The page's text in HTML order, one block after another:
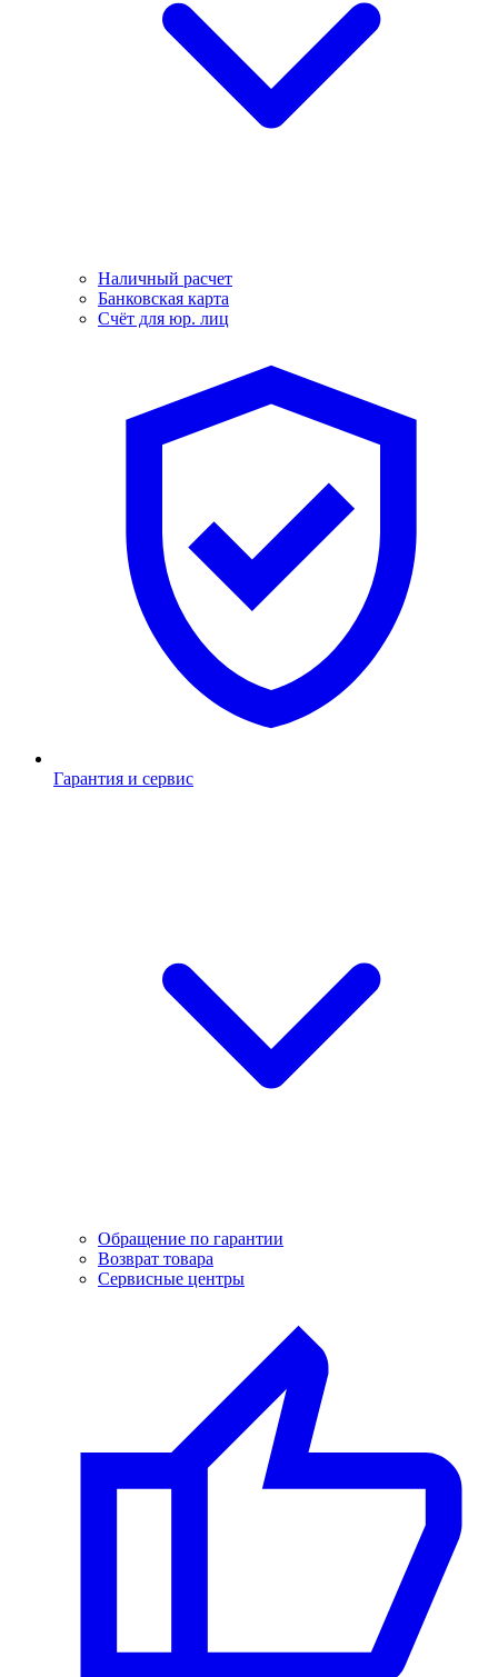
Наличный расчет
Банковская карта
Счёт для юр. лиц
Гарантия и сервис
Обращение по гарантии
Возврат товара
Сервисные центры